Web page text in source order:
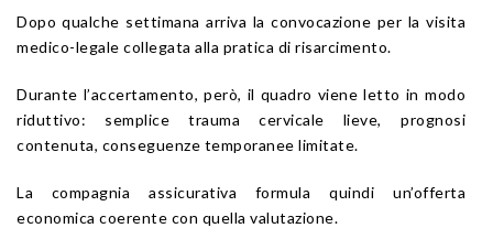
Dopo qualche settimana arriva la convocazione per la visita
medico-legale collegata alla pratica di risarcimento.
Durante l’accertamento, però, il quadro viene letto in modo
riduttivo: semplice trauma cervicale lieve, prognosi
contenuta, conseguenze temporanee limitate.
La compagnia assicurativa formula quindi un’offerta
economica coerente con quella valutazione.